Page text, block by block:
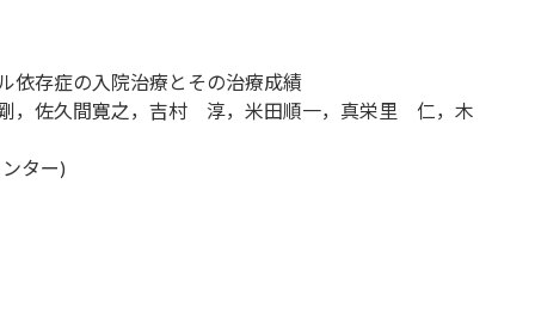
依存症の入院治療とその治療成績
佐久間寛之，吉村 淳，米田順一，真栄里 仁，木
ター)